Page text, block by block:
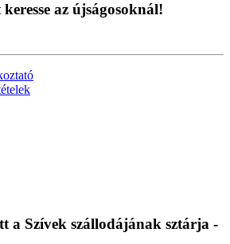
az újságosoknál!
a Szívek szállodájának sztárja -